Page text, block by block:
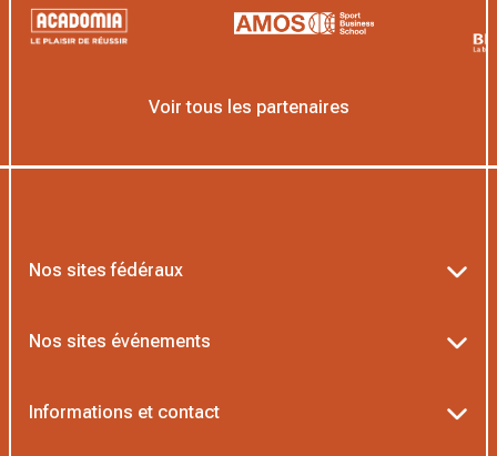
Voir tous les partenaires
Nos sites fédéraux
Nos sites événements
Informations et contact